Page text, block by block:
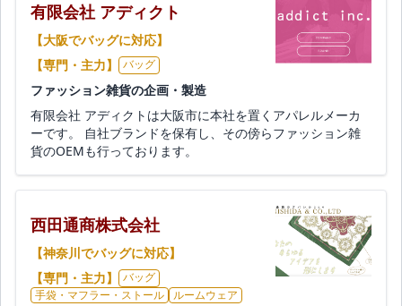
有限会社 アディクト
【大阪でバッグに対応】
【専門・主力】
バッグ
ファッション雑貨の企画・製造
有限会社 アディクトは大阪市に本社を置くアパレルメーカ
ーです。 自社ブランドを保有し、その傍らファッション雑
貨のOEMも行っております。
西田通商株式会社
【神奈川でバッグに対応】
【専門・主力】
バッグ
手袋・マフラー・ストール
ルームウェア